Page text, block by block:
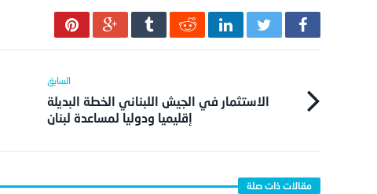
الاستثمار في الجيش اللبناني الخطة البديلة
إقليميا ودوليا لمساعدة لبنان